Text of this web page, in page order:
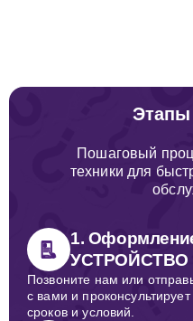
Этапы
Пошаговый
техники для
1.
УСТРОЙСТВО
Позвоните нам или
с вами и
сроков и условий.